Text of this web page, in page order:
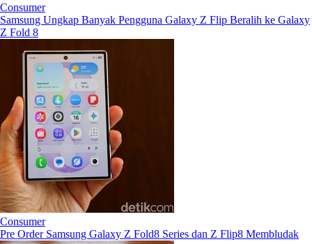
Consumer
Samsung Ungkap Banyak Pengguna Galaxy Z Flip Beralih ke Galaxy
Z Fold 8
Consumer
Pre Order Samsung Galaxy Z Fold8 Series dan Z Flip8 Membludak